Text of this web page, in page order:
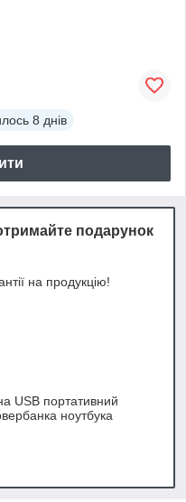
8 днів
подарунок
на продукцію!
USB портативний
ноутбука